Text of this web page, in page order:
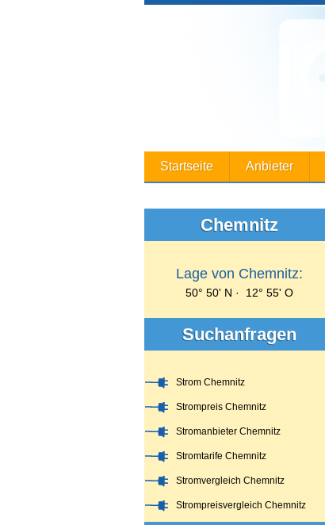
Startseite Anbieter
Chemnitz
Lage von Chemnitz:
50° 50' N · 12° 55' O
Suchanfragen
Strom Chemnitz
Strompreis Chemnitz
Stromanbieter Chemnitz
Stromtarife Chemnitz
Stromvergleich Chemnitz
Strompreisvergleich Chemnitz